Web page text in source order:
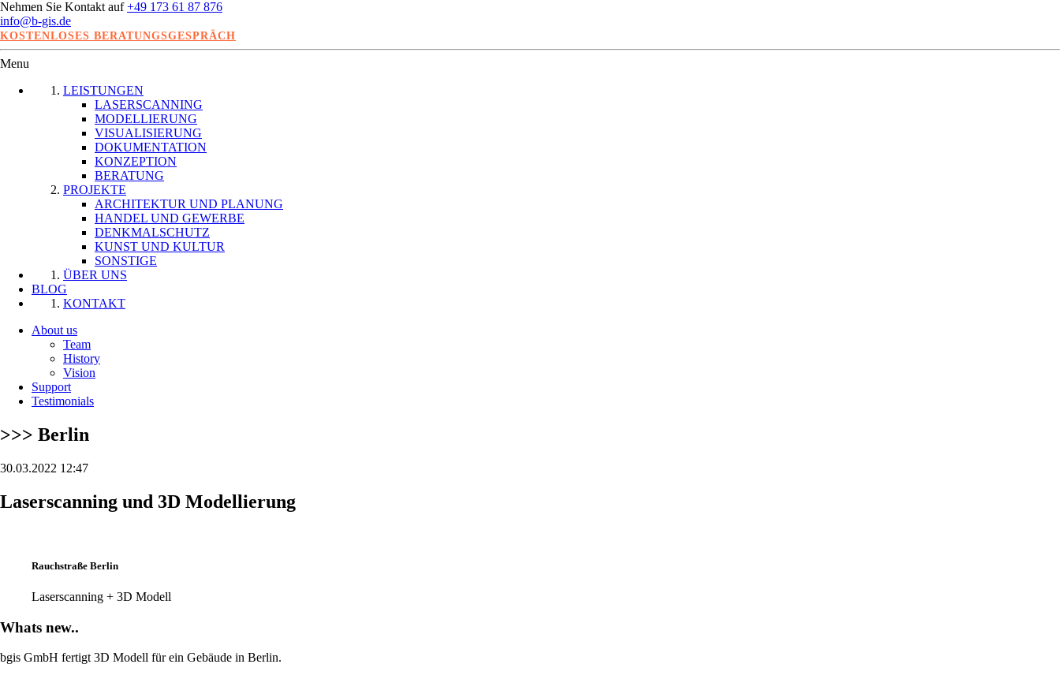
Nehmen Sie Kontakt auf+49 173 61 87 876
info@b-gis.de
KOSTENLOSES BERATUNGSGESPRÄCH
Menu
LEISTUNGEN
LASERSCANNING
MODELLIERUNG
VISUALISIERUNG
DOKUMENTATION
KONZEPTION
BERATUNG
PROJEKTE
ARCHITEKTUR UND PLANUNG
HANDEL UND GEWERBE
DENKMALSCHUTZ
KUNST UND KULTUR
SONSTIGE
ÜBER UNS
BLOG
KONTAKT
About us
Team
History
Vision
Support
Testimonials
>>> Berlin
30.03.2022 12:47
Laserscanning und 3D Modellierung
Rauchstraße Berlin
Laserscanning + 3D Modell
Whats new..
bgis GmbH fertigt 3D Modell für ein Gebäude in Berlin.